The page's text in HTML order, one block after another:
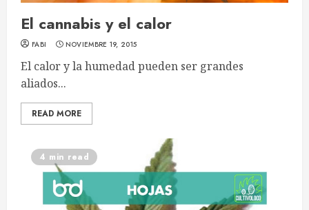
El cannabis y el calor
FABI NOVIEMBRE 19, 2015
El calor y la humedad pueden ser grandes
aliados...
READ MORE
4 min read